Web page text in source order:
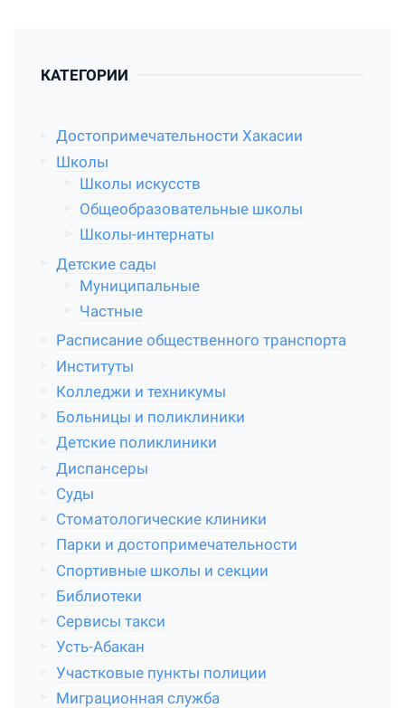
КАТЕГОРИИ
Достопримечательности Хакасии
Школы
Школы искусств
Общеобразовательные школы
Школы-интернаты
Детские сады
Муниципальные
Частные
Расписание общественного транспорта
Институты
Колледжи и техникумы
Больницы и поликлиники
Детские поликлиники
Диспансеры
Суды
Стоматологические клиники
Парки и достопримечательности
Спортивные школы и секции
Библиотеки
Сервисы такси
Усть-Абакан
Участковые пункты полиции
Миграционная служба